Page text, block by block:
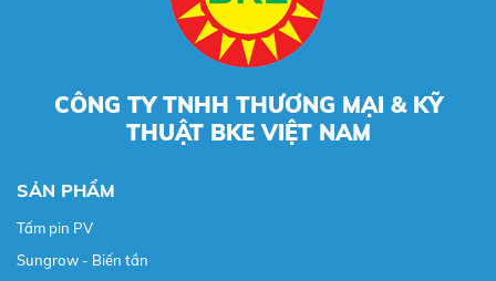
CÔNG TY TNHH THƯƠNG MẠI & KỸ
THUẬT BKE VIỆT NAM
SẢN PHẨM
Tấm pin PV
Sungrow - Biến tần